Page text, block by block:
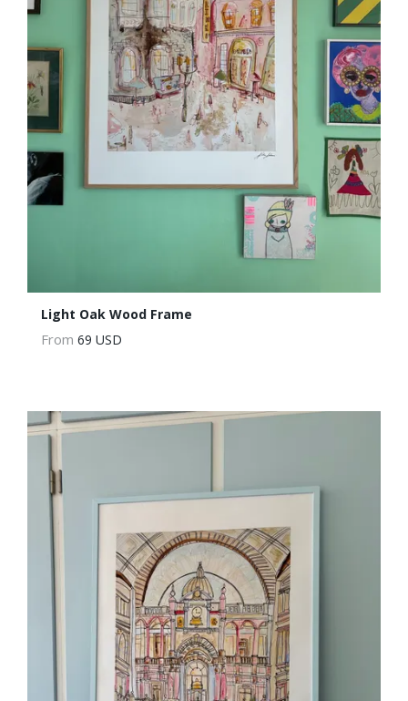
Light Oak Wood Frame
From 69 USD